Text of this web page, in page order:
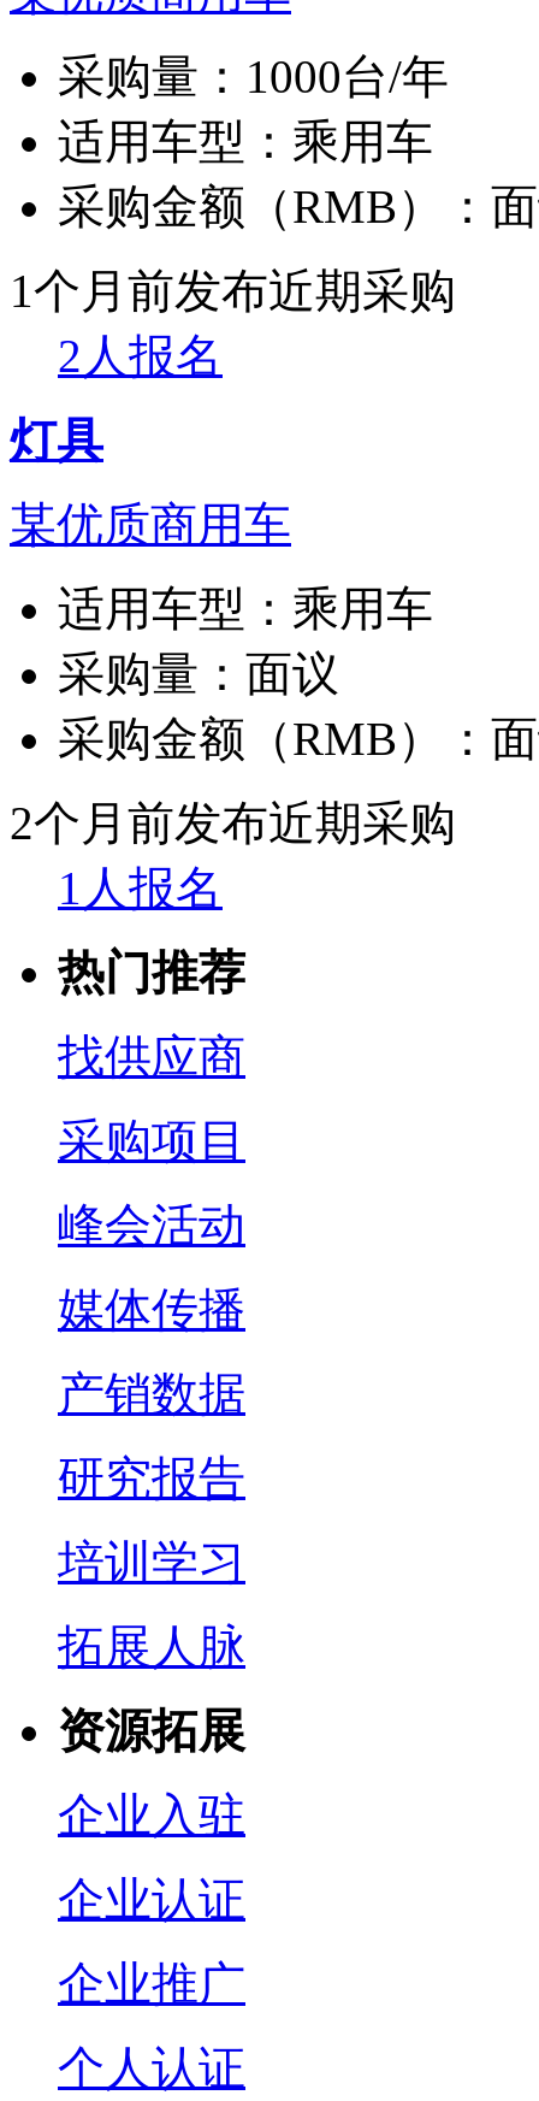
采购量： 1000台/年
适用车型： 乘用车
采购金额（RMB）：
1个月前发布近期采购
2人报名
灯具
某优质商用车
适用车型： 乘用车
采购量： 面议
采购金额（RMB）：
2个月前发布近期采购
1人报名
热门推荐
找供应商
采购项目
峰会活动
媒体传播
产销数据
研究报告
培训学习
拓展人脉
资源拓展
企业入驻
企业认证
企业推广
个人认证